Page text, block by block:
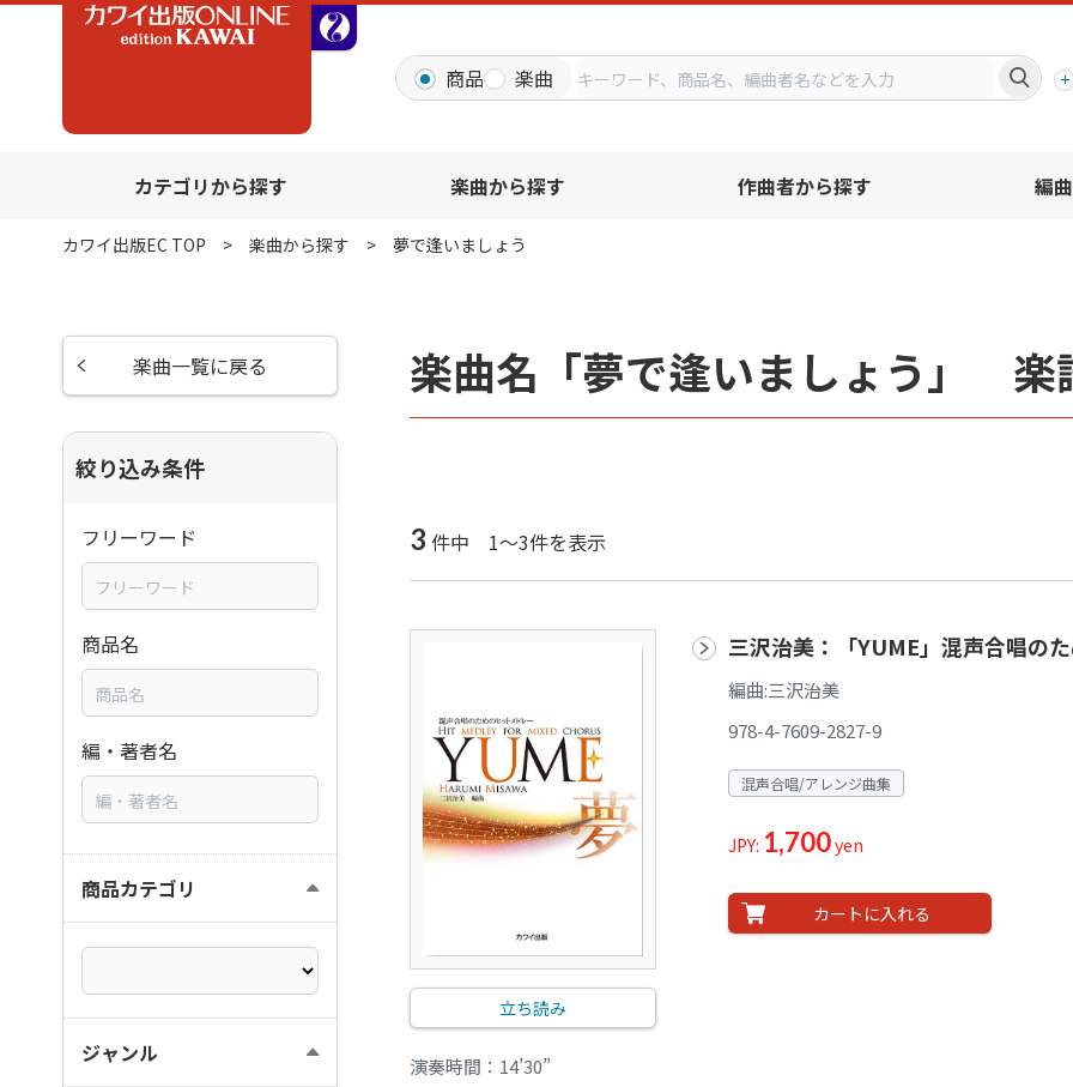
商品 楽曲
カテゴリから探す 楽曲から探す 作曲者から探す 編
カワイ出版EC TOP 楽曲から探す 夢で逢いましょう
楽曲名「夢で逢いましょう」 楽
3 件中 1～3件を表示
立ち読み
演奏時間：14’30”
三沢治美：「YUME」混声合唱の
編曲:三沢治美
978-4-7609-2827-9
混声合唱/アレンジ曲集
JPY: 1,700yen
カートに入れる
楽曲一覧に戻る
絞り込み条件
フリーワード
商品名
編・著者名
商品カテゴリ
ジャンル